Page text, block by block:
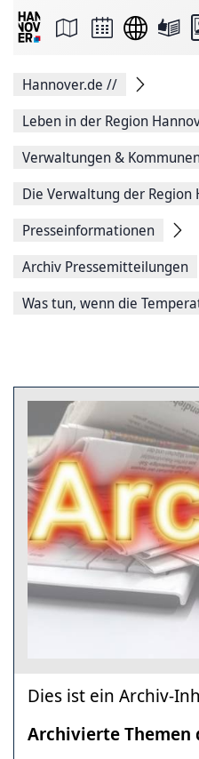
Seite
Facebook
teilen
Seitenlink
Seite
Hannover.de //
Leben in der Region
Verwaltungen &
Die Verwaltung der Region
Presseinformationen
Archiv Pressemitteilungen
Was tun, wenn die
Dies ist ein Archiv-
Archivierte Themen